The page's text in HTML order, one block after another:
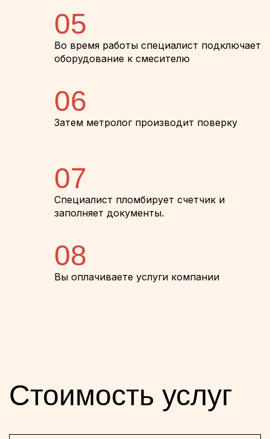
05
Во время работы специалист подключает
оборудование к смесителю
06
Затем метролог производит поверку
07
Специалист пломбирует счетчик и
заполняет документы.
08
Вы оплачиваете услуги компании
Стоимость услуг